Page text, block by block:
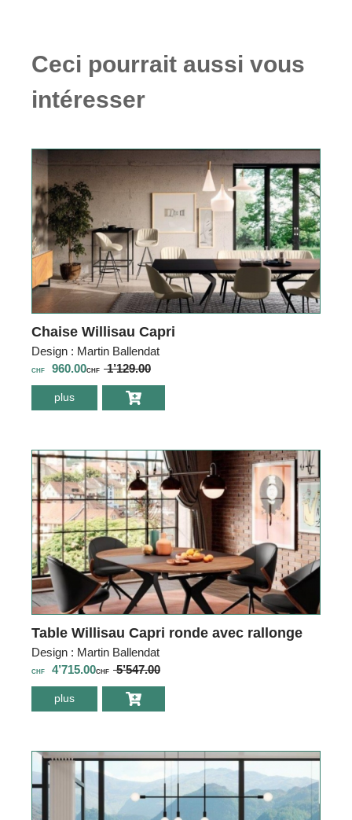
Ceci pourrait aussi vous
intéresser
Chaise Willisau Capri
Design : Martin Ballendat
CHF 960.00CHF 1’129.00
plus environ Chaise
Willisau Capri
Table Willisau Capri ronde avec rallonge
Design : Martin Ballendat
CHF 4’715.00CHF 5’547.00
plus environ Table
Willisau Capri